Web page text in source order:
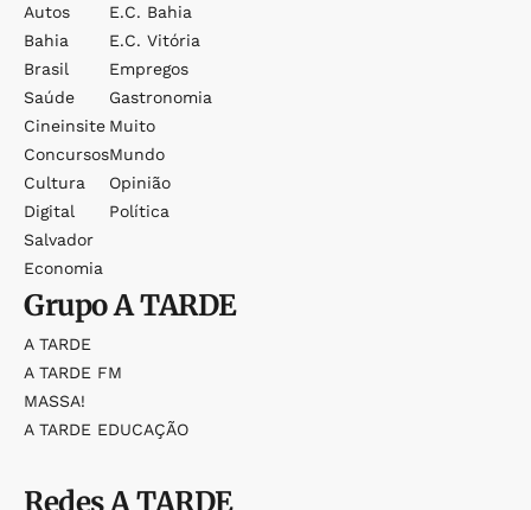
Autos
Bahia
Brasil
Saúde
Cineinsite
Concursos
Cultura
Digital
Salvador
Economia
E.c. Bahia
E.c. Vitória
Empregos
Gastronomia
Muito
Mundo
Opinião
Política
GrupoA TARDE
A TARDE
A TARDE FM
MASSA!
A TARDE EDUCAÇÃO
RedesA TARDE